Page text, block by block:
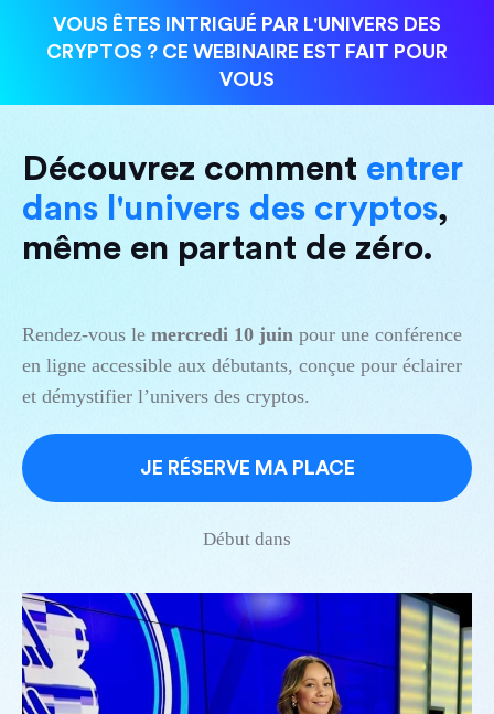
VOUS ÊTES INTRIGUÉ PAR L'UNIVERS DES
CRYPTOS ? CE WEBINAIRE EST FAIT POUR
VOUS
Découvrez comment entrer
dans l'univers des cryptos,
même en partant de zéro.
Rendez-vous le mercredi 10 juin pour une conférence
en ligne accessible aux débutants, conçue pour éclairer
et démystifier l’univers des cryptos.
JE RÉSERVE MA PLACE
Début dans